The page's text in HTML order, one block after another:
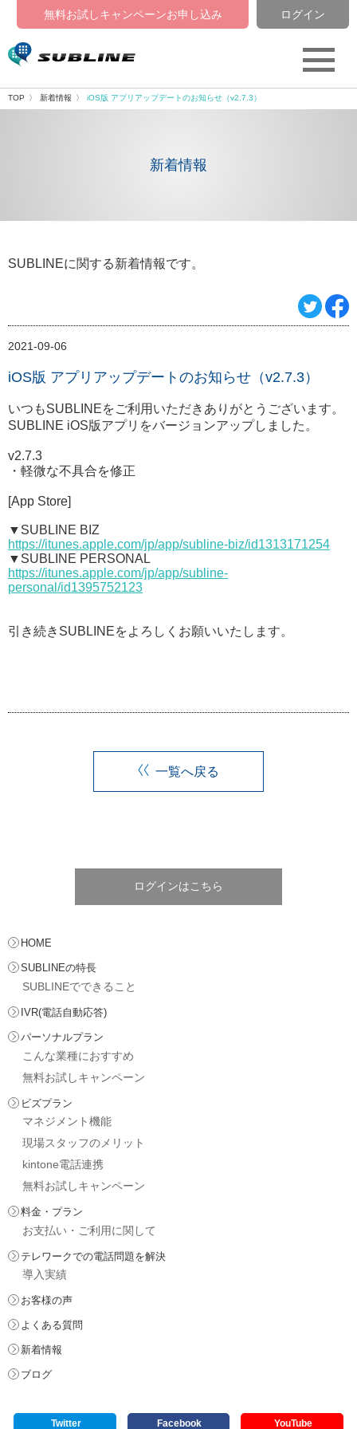
無料お試しキャンペーンお申し込み ログイン
TOP 新着情報 iOS版 アプリアップデートのお知らせ（v2.7.3）
新着情報
SUBLINEに関する新着情報です。
2021-09-06
iOS版 アプリアップデートのお知らせ（v2.7.3）
いつもSUBLINEをご利用いただきありがとうございます。
SUBLINE iOS版アプリをバージョンアップしました。
v2.7.3
・軽微な不具合を修正
[App Store]
▼SUBLINE BIZ
https://itunes.apple.com/jp/app/subline-biz/id1313171254
▼SUBLINE PERSONAL
https://itunes.apple.com/jp/app/subline-
personal/id1395752123
引き続きSUBLINEをよろしくお願いいたします。
一覧へ戻る
ログインはこちら
HOME
SUBLINEの特長
SUBLINEでできること
IVR(電話自動応答)
パーソナルプラン
こんな業種におすすめ
無料お試しキャンペーン
ビズプラン
マネジメント機能
現場スタッフのメリット
kintone電話連携
無料お試しキャンペーン
料金・プラン
お支払い・ご利用に関して
テレワークでの電話問題を解決
導入実績
お客様の声
よくある質問
新着情報
ブログ
Twitter Facebook YouTube